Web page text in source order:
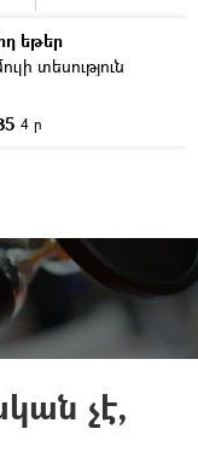
եթեր
տեսություն
4 ր
չէ,